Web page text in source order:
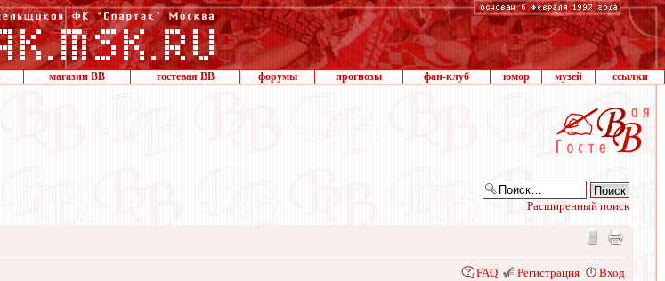
магазин ВВ гостевая ВВ форумы прогнозы фан-клуб юмор музей ссылки
Расширенный поиск
FAQ Регистрация Вход